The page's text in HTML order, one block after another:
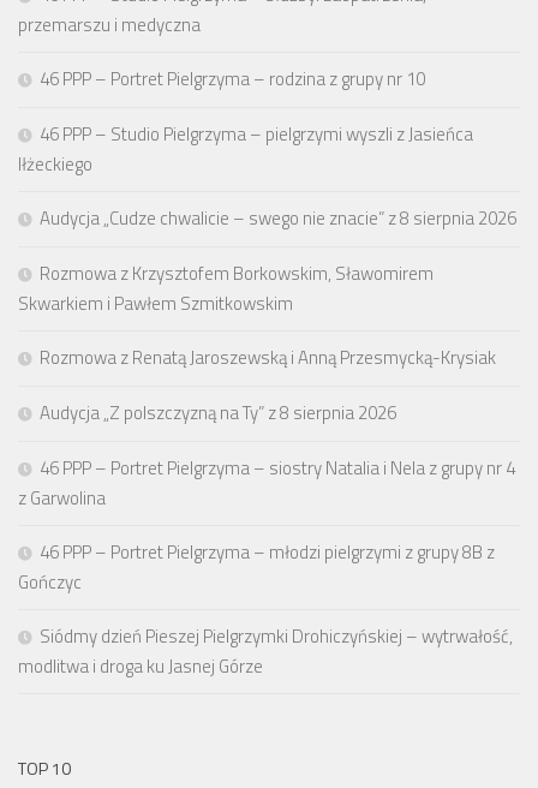
przemarszu i medyczna
46 PPP – Portret Pielgrzyma – rodzina z grupy nr 10
46 PPP – Studio Pielgrzyma – pielgrzymi wyszli z Jasieńca
Iłżeckiego
Audycja „Cudze chwalicie – swego nie znacie” z 8 sierpnia 2026
Rozmowa z Krzysztofem Borkowskim, Sławomirem
Skwarkiem i Pawłem Szmitkowskim
Rozmowa z Renatą Jaroszewską i Anną Przesmycką-Krysiak
Audycja „Z polszczyzną na Ty” z 8 sierpnia 2026
46 PPP – Portret Pielgrzyma – siostry Natalia i Nela z grupy nr 4
z Garwolina
46 PPP – Portret Pielgrzyma – młodzi pielgrzymi z grupy 8B z
Gończyc
Siódmy dzień Pieszej Pielgrzymki Drohiczyńskiej – wytrwałość,
modlitwa i droga ku Jasnej Górze
TOP 10